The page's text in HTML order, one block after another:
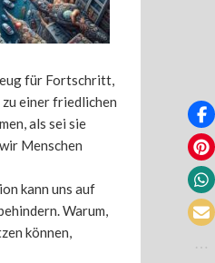
für Fortschritt,
zu einer friedlichen
als sei sie
Menschen
kann uns auf
Warum,
können,